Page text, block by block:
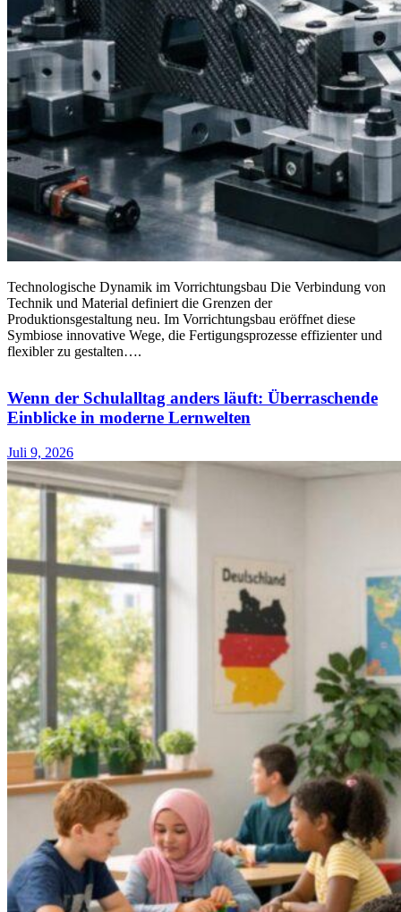
Technologische Dynamik im Vorrichtungsbau Die Verbindung von
Technik und Material definiert die Grenzen der
Produktionsgestaltung neu. Im Vorrichtungsbau eröffnet diese
Symbiose innovative Wege, die Fertigungsprozesse effizienter und
flexibler zu gestalten….
Wenn der Schulalltag anders läuft: Überraschende
Einblicke in moderne Lernwelten
Juli 9, 2026